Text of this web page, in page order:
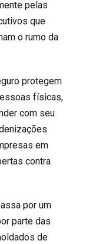
pelas
que
o rumo da
protegem
físicas,
com seu
em
contra
por um
parte das
de